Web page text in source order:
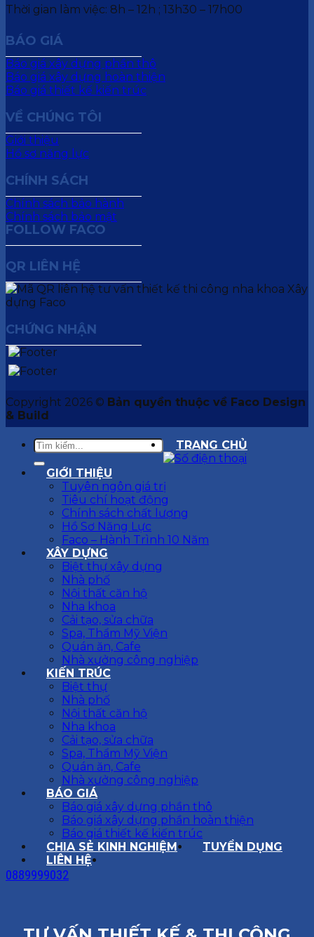
Thời gian làm việc: 8h – 12h ; 13h30 – 17h00
BÁO GIÁ
Báo giá xây dựng phần thô
Báo giá xây dựng hoàn thiện
Báo giá thiết kế kiến trúc
VỀ CHÚNG TÔI
Giới thiệu
Hồ sơ năng lực
CHÍNH SÁCH
Chính sách bảo hành
Chính sách bảo mật
FOLLOW FACO
QR LIÊN HỆ
CHỨNG NHẬN
Copyright 2026 © Bản quyền thuộc về Faco Design
& Build
TRANG CHỦ
GIỚI THIỆU
Tuyên ngôn giá trị
Tiêu chí hoạt động
Chính sách chất lượng
Hồ Sơ Năng Lực
Faco – Hành Trình 10 Năm
XÂY DỰNG
Biệt thự xây dựng
Nhà phố
Nội thất căn hộ
Nha khoa
Cải tạo, sửa chữa
Spa, Thẩm Mỹ Viện
Quán ăn, Cafe
Nhà xưởng công nghiệp
KIẾN TRÚC
Biệt thự
Nhà phố
Nội thất căn hộ
Nha khoa
Cải tạo, sửa chữa
Spa, Thẩm Mỹ Viện
Quán ăn, Cafe
Nhà xưởng công nghiệp
BÁO GIÁ
Báo giá xây dựng phần thô
Báo giá xây dựng phần hoàn thiện
Báo giá thiết kế kiến trúc
CHIA SẺ KINH NGHIỆM
TUYỂN DỤNG
LIÊN HỆ
0889999032